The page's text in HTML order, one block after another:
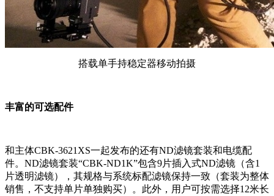
搭载单手持稳定器移动拍摄
丰富的可选配件
和主体CBK-3621XS一起发布的还有ND滤镜套装和电缆配
件。ND滤镜套装“CBK-ND1K”包含9片插入式ND滤镜（含1
片透明滤镜），其规格与系统标配滤镜保持一致（套装为整体
销售，不支持单片单独购买）。此外，用户可按需选择12米长